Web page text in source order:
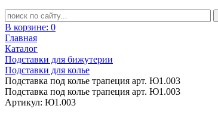
В корзине: 0
Главная
Каталог
Подставки для бижутерии
Подставки для колье
Подставка под колье трапеция арт. Ю1.003
Подставка под колье трапеция арт. Ю1.003
Артикул: Ю1.003